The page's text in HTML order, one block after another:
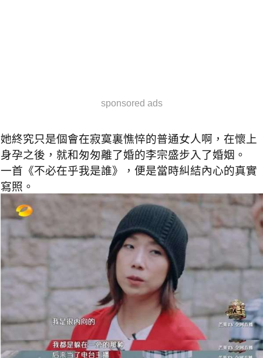
sponsored ads
她終究只是個會在寂寞裏憔悴的普通女人啊，在懷上
身孕之後，就和匆匆離了婚的李宗盛步入了婚姻。
一首《不必在乎我是誰》，便是當時糾結內心的真實
寫照。